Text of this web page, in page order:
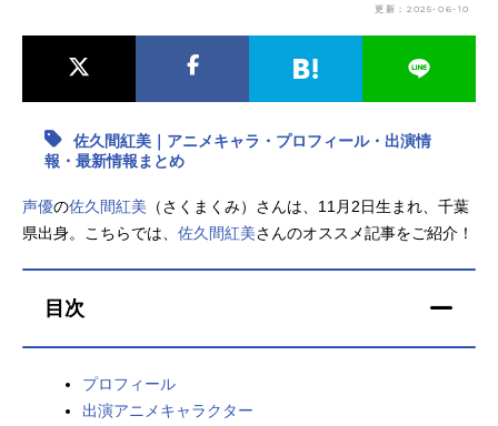
最新記事一覧
アニメ記事一覧 声優記事一覧
今期アニメ曜日別一覧
春アニメ 夏アニメ
秋アニメ
更新：2025-06-10
佐久間紅美｜アニメキャラ・プロフィール・出演情
報・最新情報まとめ
声優の佐久間紅美 （さくまくみ）さんは、11月2日生まれ、千葉
県出身。こちらでは、 佐久間紅美さんのオススメ記事をご紹介！
目次
プロフィール
出演アニメキャラクター